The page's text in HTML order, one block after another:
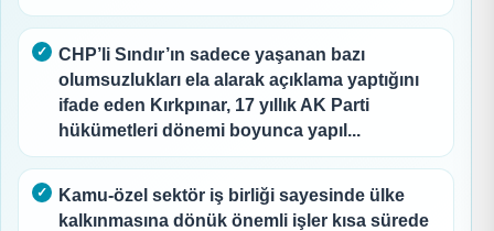
CHP’li Sındır’ın sadece yaşanan bazı
olumsuzlukları ela alarak açıklama yaptığını
ifade eden Kırkpınar, 17 yıllık AK Parti
hükümetleri dönemi boyunca yapıl...
Kamu-özel sektör iş birliği sayesinde ülke
kalkınmasına dönük önemli işler kısa sürede